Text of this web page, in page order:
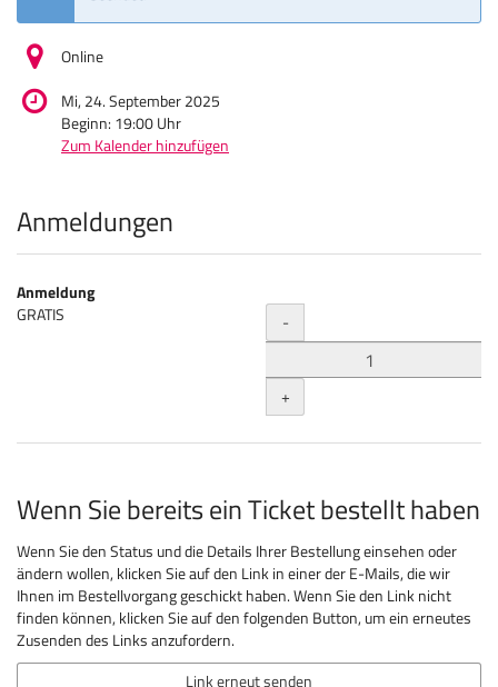
Online
Mi, 24. September 2025
Beginn: 19:00Uhr
Zum Kalender hinzufügen
Produkte
Anmeldungen
Anmeldung
GRATIS
Menge
-
+
Wenn Sie bereits ein Ticket bestellt haben
Wenn Sie den Status und die Details Ihrer Bestellung einsehen oder
ändern wollen, klicken Sie auf den Link in einer der E-Mails, die wir
Ihnen im Bestellvorgang geschickt haben. Wenn Sie den Link nicht
finden können, klicken Sie auf den folgenden Button, um ein erneutes
Zusenden des Links anzufordern.
Link erneut senden